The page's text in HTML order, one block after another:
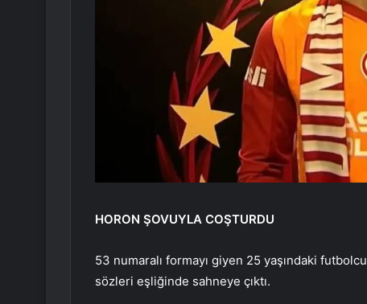
HORON ŞOVUYLA COŞTURDU
53 numaralı formayı giyen 25 yaşındaki futbolcu
sözleri eşliğinde sahneye çıktı.